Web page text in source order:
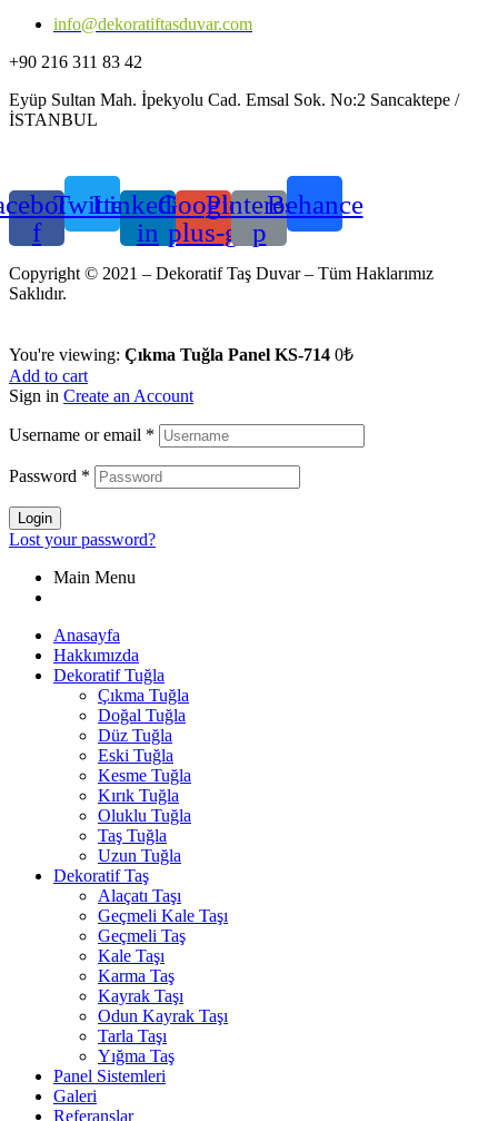
info@dekoratiftasduvar.com
+90 216 311 83 42
Eyüp Sultan Mah. İpekyolu Cad. Emsal Sok. No:2 Sancaktepe /
İSTANBUL
f
TwitterLinkedin-
in
Google-
plus-g
Pinterest-
p
Behance
Copyright © 2021 – Dekoratif Taş Duvar – Tüm Haklarımız
Saklıdır.
You're viewing: Çıkma Tuğla Panel KS-714 0₺
Add to cart
Sign in Create an Account
Username or email *
Password *
Login
Lost your password?
Main Menu
Anasayfa
Hakkımızda
Dekoratif Tuğla
Çıkma Tuğla
Doğal Tuğla
Düz Tuğla
Eski Tuğla
Kesme Tuğla
Kırık Tuğla
Oluklu Tuğla
Taş Tuğla
Uzun Tuğla
Dekoratif Taş
Alaçatı Taşı
Geçmeli Kale Taşı
Geçmeli Taş
Kale Taşı
Karma Taş
Kayrak Taşı
Odun Kayrak Taşı
Tarla Taşı
Yığma Taş
Panel Sistemleri
Galeri
Referanslar